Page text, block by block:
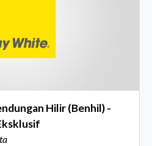
Hilir (Benhil) -